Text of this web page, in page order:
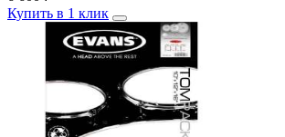
Купить в 1 клик